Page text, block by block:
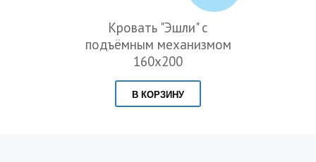
Кровать "Эшли" с
подъёмным механизмом
160х200
В КОРЗИНУ